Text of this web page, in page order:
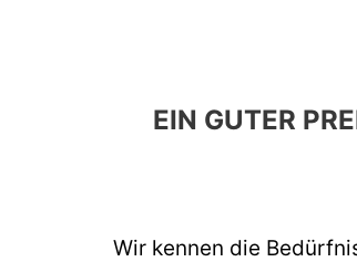
EIN GUTER
Wir kennen die